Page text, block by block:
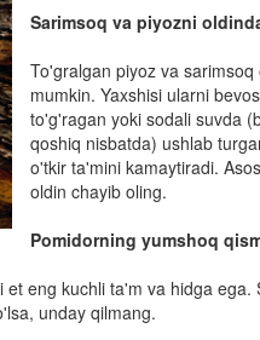
Sarimsoq va piyozni
To'gralgan piyoz va
mumkin. Yaxshisi ularni
to'g'ragan yoki sodali suvda
qoshiq nisbatda) ushlab
o'tkir ta'mini kamaytiradi.
oldin chayib oling.
Pomidorning yumshoq
eng kuchli ta'm va hidga
unday qilmang.